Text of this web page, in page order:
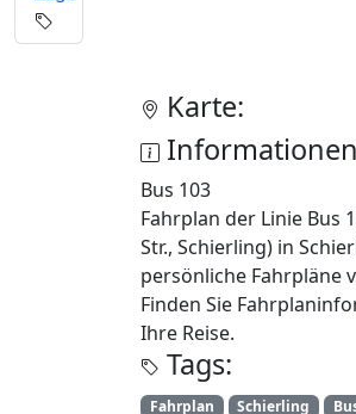
Karte:
Bus 103
Fahrplan der Linie Bus
Str., Schierling) in
persönliche Fahrpläne
Finden Sie
Ihre Reise.
Tags:
Fahrplan Schierling